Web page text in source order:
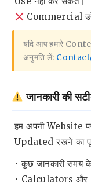
Commercial
यदि आप हमारे
अनुमति लें:
जानकारी की
हम अपनी Website
Updated रखने का
• कुछ जानकारी समय
• Calculators और